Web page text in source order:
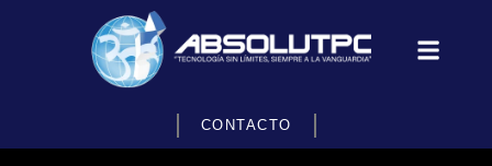
CONTACTO